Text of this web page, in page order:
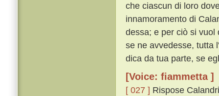
che ciascun di loro
innamoramento di
dessa; e per ciò si vuol
se ne avvedesse, tutta
dica da tua parte, se
[Voice: fiammetta ]
[ 027 ] Rispose